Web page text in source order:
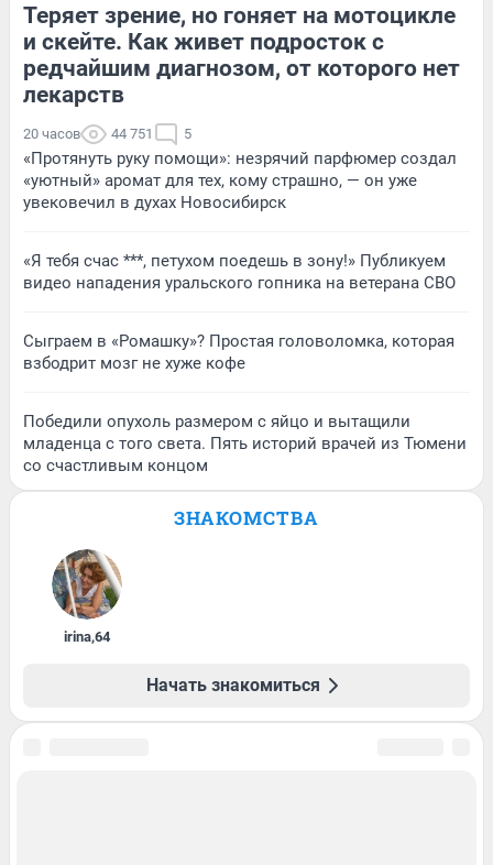
Теряет зрение, но гоняет на мотоцикле
и скейте. Как живет подросток с
редчайшим диагнозом, от которого нет
лекарств
20 часов 44 751 5
«Протянуть руку помощи»: незрячий парфюмер создал
«уютный» аромат для тех, кому страшно, — он уже
увековечил в духах Новосибирск
«Я тебя счас ***, петухом поедешь в зону!» Публикуем
видео нападения уральского гопника на ветерана СВО
Сыграем в «Ромашку»? Простая головоломка, которая
взбодрит мозг не хуже кофе
Победили опухоль размером с яйцо и вытащили
младенца с того света. Пять историй врачей из Тюмени
со счастливым концом
ЗНАКОМСТВА
irina,64
Начать знакомиться